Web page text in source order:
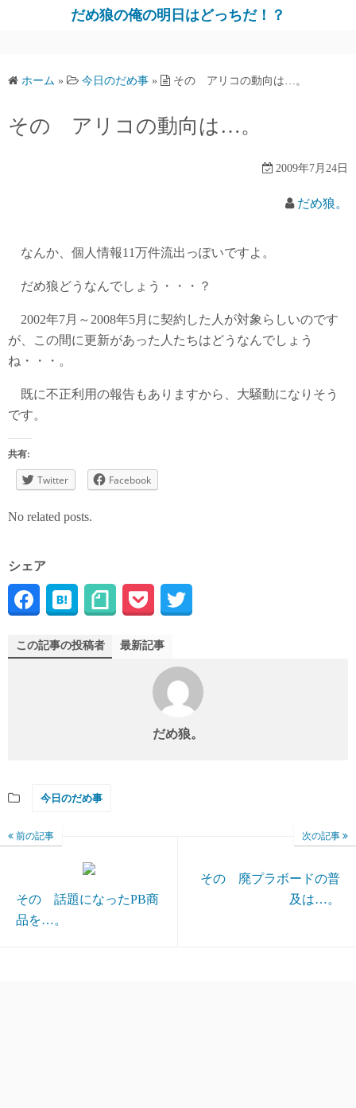
だめ狼の俺の明日はどっちだ！？
ホーム » 今日のだめ事 » その アリコの動向は…。
その アリコの動向は…。
2009年7月24日
だめ狼。
なんか、個人情報11万件流出っぽいですよ。
だめ狼どうなんでしょう・・・？
2002年7月～2008年5月に契約した人が対象らしいのです
が、この間に更新があった人たちはどうなんでしょう
ね・・・。
既に不正利用の報告もありますから、大騒動になりそう
です。
共有:
Twitter Facebook
No related posts.
シェア
この記事の投稿者 最新記事
だめ狼。
今日のだめ事
前の記事
その 話題になったPB商
品を…。
次の記事
その 廃プラボードの普
及は…。